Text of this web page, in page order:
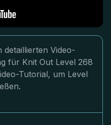
detaillierten Video-
für Knit Out Level 268
Tutorial, um Level